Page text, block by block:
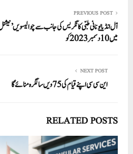
A
pp
ok
r
In PREVIOUS POST
آل انڈیا یونانی طبّی کانگریس کی جانب سے چوالیسویں
میں10 دسمبر 2023 کو
NEXT POST
این سی سی اپنے قیام کی 75ویں سالگرہ منائے گا
RELATED POSTS